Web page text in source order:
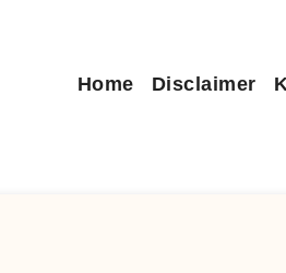
Home Disclaimer